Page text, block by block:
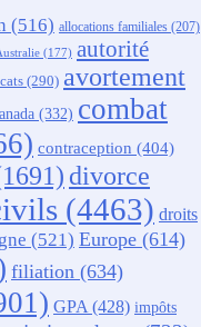
(516) allocations familiales (207)
(177) autorité
(290) avortement
(332) combat
contraception (404)
divorce
(4463) droits
(521) Europe (614)
filiation (634)
GPA (428) impôts